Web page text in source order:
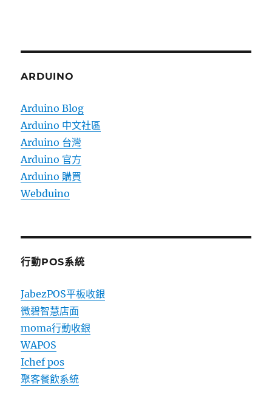
ARDUINO
Arduino Blog
Arduino 中文社區
Arduino 台灣
Arduino 官方
Arduino 購買
Webduino
行動POS系統
JabezPOS平板收銀
微碧智慧店面
moma行動收銀
WAPOS
Ichef pos
聚客餐飲系統